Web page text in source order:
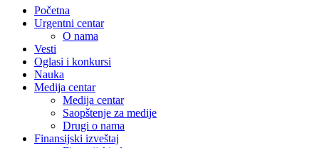
Početna
Urgentni centar
O nama
Vesti
Oglasi i konkursi
Nauka
Medija centar
Medija centar
Saopštenje za medije
Drugi o nama
Finansijski izveštaj